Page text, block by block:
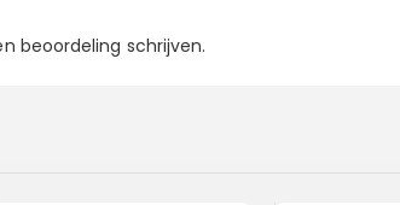
beoordeling schrijven.